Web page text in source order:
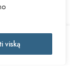
viską
Į krepšelį
draudžiama